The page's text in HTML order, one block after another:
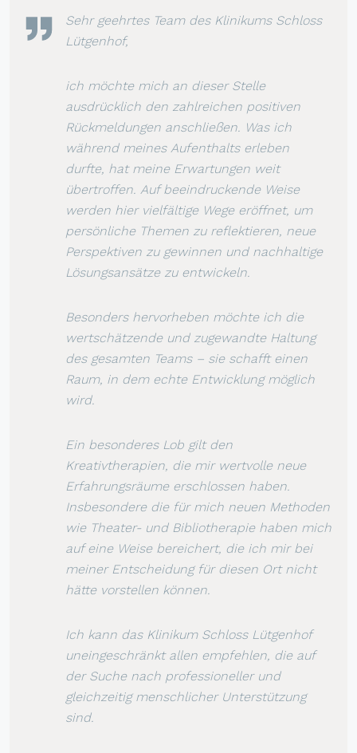
Sehr geehrtes Team des Klinikums Schloss
Lütgenhof,
ich möchte mich an dieser Stelle
ausdrücklich den zahlreichen positiven
Rückmeldungen anschließen. Was ich
während meines Aufenthalts erleben
durfte, hat meine Erwartungen weit
übertroffen. Auf beeindruckende Weise
werden hier vielfältige Wege eröffnet, um
persönliche Themen zu reflektieren, neue
Perspektiven zu gewinnen und nachhaltige
Lösungsansätze zu entwickeln.
Besonders hervorheben möchte ich die
wertschätzende und zugewandte Haltung
des gesamten Teams – sie schafft einen
Raum, in dem echte Entwicklung möglich
wird.
Ein besonderes Lob gilt den
Kreativtherapien, die mir wertvolle neue
Erfahrungsräume erschlossen haben.
Insbesondere die für mich neuen Methoden
wie Theater- und Bibliotherapie haben mich
auf eine Weise bereichert, die ich mir bei
meiner Entscheidung für diesen Ort nicht
hätte vorstellen können.
Ich kann das Klinikum Schloss Lütgenhof
uneingeschränkt allen empfehlen, die auf
der Suche nach professioneller und
gleichzeitig menschlicher Unterstützung
sind.